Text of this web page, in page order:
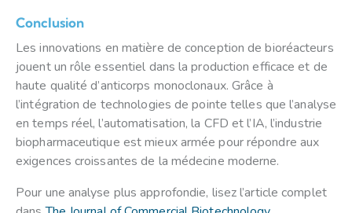
Conclusion
Les innovations en matière de conception de bioréacteurs
jouent un rôle essentiel dans la production efficace et de
haute qualité d’anticorps monoclonaux. Grâce à
l’intégration de technologies de pointe telles que l’analyse
en temps réel, l’automatisation, la CFD et l’IA, l’industrie
biopharmaceutique est mieux armée pour répondre aux
exigences croissantes de la médecine moderne.
Pour une analyse plus approfondie, lisez l’article complet